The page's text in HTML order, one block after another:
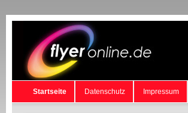
Startseite Datenschutz Impressum